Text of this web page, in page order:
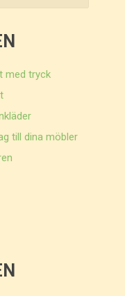
med tryck
till dina möbler